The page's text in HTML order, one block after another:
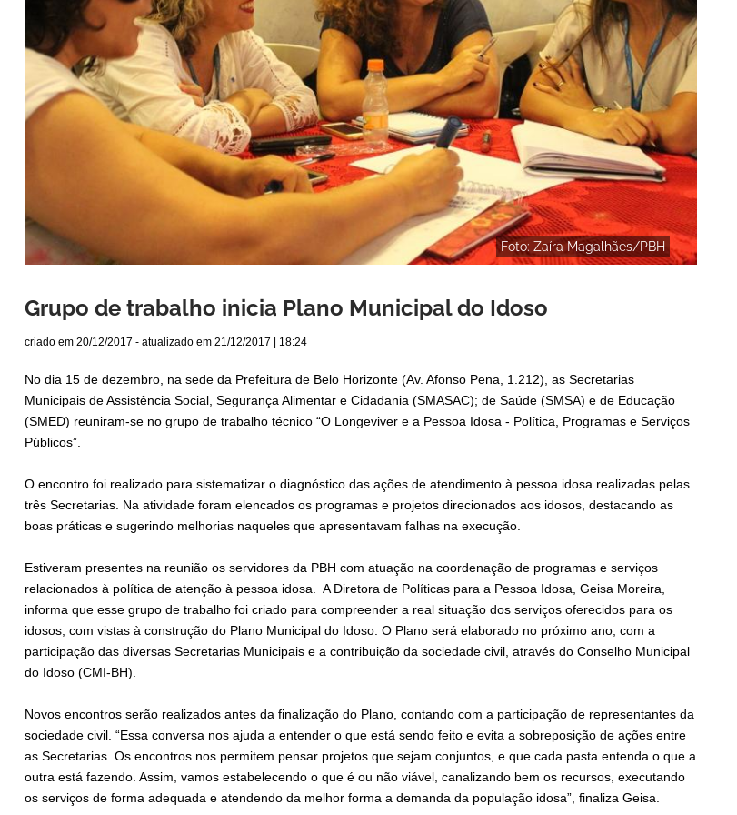
Foto: Zaíra Magalhães/PBH
Grupo de trabalho inicia Plano Municipal do Idoso
criado em 20/12/2017 - atualizado em 21/12/2017 | 18:24
No dia 15 de dezembro, na sede da Prefeitura de Belo Horizonte (Av. Afonso Pena, 1.212), as Secretarias
Municipais de Assistência Social, Segurança Alimentar e Cidadania (SMASAC); de Saúde (SMSA) e de Educação
(SMED) reuniram-se no grupo de trabalho técnico “O Longeviver e a Pessoa Idosa - Política, Programas e Serviços
Públicos”.
O encontro foi realizado para sistematizar o diagnóstico das ações de atendimento à pessoa idosa realizadas pelas
três Secretarias. Na atividade foram elencados os programas e projetos direcionados aos idosos, destacando as
boas práticas e sugerindo melhorias naqueles que apresentavam falhas na execução.
Estiveram presentes na reunião os servidores da PBH com atuação na coordenação de programas e serviços
relacionados à política de atenção à pessoa idosa. A Diretora de Políticas para a Pessoa Idosa, Geisa Moreira,
informa que esse grupo de trabalho foi criado para compreender a real situação dos serviços oferecidos para os
idosos, com vistas à construção do Plano Municipal do Idoso. O Plano será elaborado no próximo ano, com a
participação das diversas Secretarias Municipais e a contribuição da sociedade civil, através do Conselho Municipal
do Idoso (CMI-BH).
Novos encontros serão realizados antes da finalização do Plano, contando com a participação de representantes da
sociedade civil. “Essa conversa nos ajuda a entender o que está sendo feito e evita a sobreposição de ações entre
as Secretarias. Os encontros nos permitem pensar projetos que sejam conjuntos, e que cada pasta entenda o que a
outra está fazendo. Assim, vamos estabelecendo o que é ou não viável, canalizando bem os recursos, executando
os serviços de forma adequada e atendendo da melhor forma a demanda da população idosa”, finaliza Geisa.